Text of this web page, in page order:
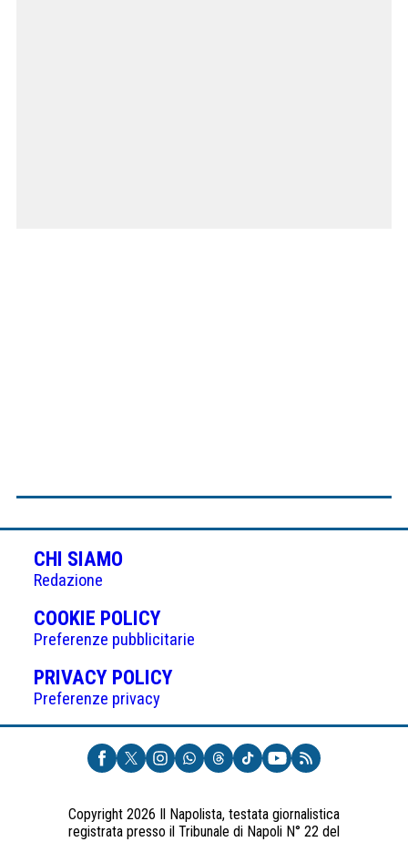
CHI SIAMO
Redazione
COOKIE POLICY(APRE
IN
UNA
NUOVA
Preferenze pubblicitarie
PRIVACY POLICY(APRE
UNA
NUOVA
SCHEDA)
Preferenze privacy
Copyright 2026 Il Napolista, testata giornalistica
registrata presso il Tribunale di Napoli N° 22 del